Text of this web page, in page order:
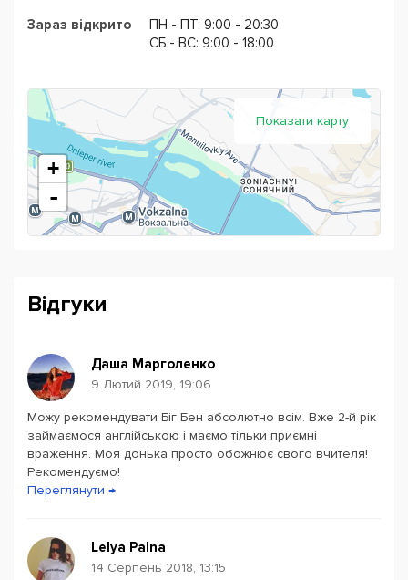
Зараз відкрито
ПН - ПТ: 9:00 - 20:30
CБ - ВС: 9:00 - 18:00
Показати карту
+
-
Powered byLeaflet— © Google 2026
Відгуки
Даша Марголенко
9 Лютий 2019, 19:06
Можу рекомендувати Біг Бен абсолютно всім. Вже 2-й рік
займаємося англійською і маємо тільки приємні
враження. Моя донька просто обожнює свого вчителя!
Рекомендуємо!
Переглянути →
Lelya Palna
14 Серпень 2018, 13:15